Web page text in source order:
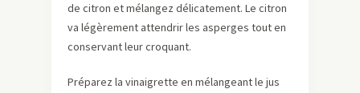
de citron et mélangez délicatement. Le citron
va légèrement attendrir les asperges tout en
conservant leur croquant.
Préparez la vinaigrette en mélangeant le jus